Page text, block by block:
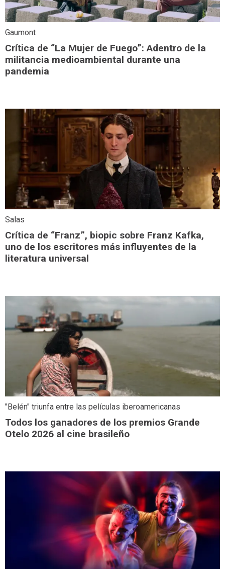
Gaumont
Crítica de “La Mujer de Fuego”: Adentro de la
militancia medioambiental durante una
pandemia
Salas
Crítica de “Franz”, biopic sobre Franz Kafka,
uno de los escritores más influyentes de la
literatura universal
"Belén" triunfa entre las películas iberoamericanas
Todos los ganadores de los premios Grande
Otelo 2026 al cine brasileño